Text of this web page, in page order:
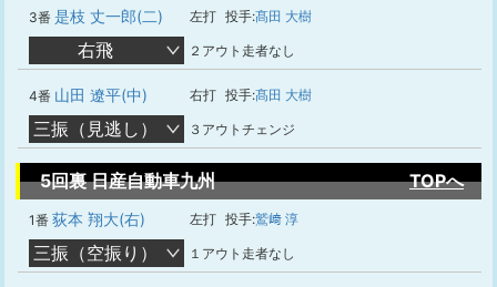
3番 是枝 丈一郎(二) 左打 投手:髙田 大樹
右飛 ２アウト走者なし
4番 山田 遼平(中) 右打 投手:髙田 大樹
三振（見逃し） ３アウトチェンジ
5回裏 日産自動車九州 TOPへ
1番 荻本 翔大(右) 左打 投手:鷲﨑 淳
三振（空振り） １アウト走者なし